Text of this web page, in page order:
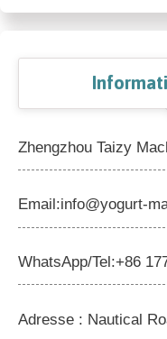
Zhengzhou Taizy
Email:info@yogurt-
WhatsApp/Tel:+86
Adresse : Nautical